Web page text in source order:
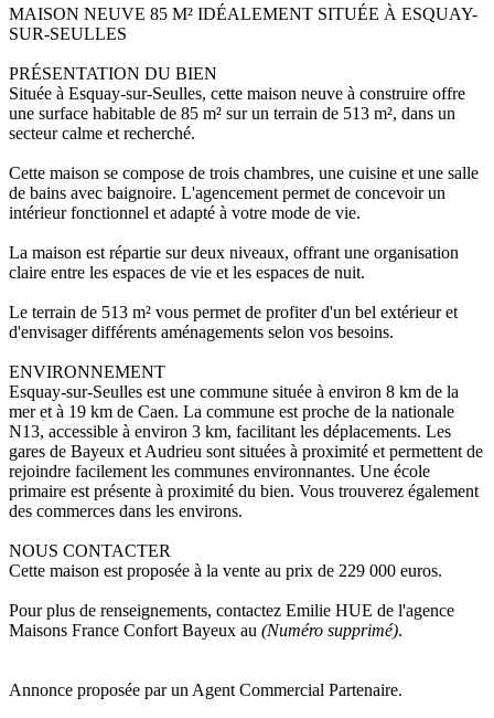
MAISON NEUVE 85 M² IDÉALEMENT SITUÉE À ESQUAY-
SUR-SEULLES
PRÉSENTATION DU BIEN
Située à Esquay-sur-Seulles, cette maison neuve à construire offre
une surface habitable de 85 m² sur un terrain de 513 m², dans un
secteur calme et recherché.
Cette maison se compose de trois chambres, une cuisine et une salle
de bains avec baignoire. L'agencement permet de concevoir un
intérieur fonctionnel et adapté à votre mode de vie.
La maison est répartie sur deux niveaux, offrant une organisation
claire entre les espaces de vie et les espaces de nuit.
Le terrain de 513 m² vous permet de profiter d'un bel extérieur et
d'envisager différents aménagements selon vos besoins.
ENVIRONNEMENT
Esquay-sur-Seulles est une commune située à environ 8 km de la
mer et à 19 km de Caen. La commune est proche de la nationale
N13, accessible à environ 3 km, facilitant les déplacements. Les
gares de Bayeux et Audrieu sont situées à proximité et permettent de
rejoindre facilement les communes environnantes. Une école
primaire est présente à proximité du bien. Vous trouverez également
des commerces dans les environs.
NOUS CONTACTER
Cette maison est proposée à la vente au prix de 229 000 euros.
Pour plus de renseignements, contactez Emilie HUE de l'agence
Maisons France Confort Bayeux au (Numéro supprimé).
Annonce proposée par un Agent Commercial Partenaire.